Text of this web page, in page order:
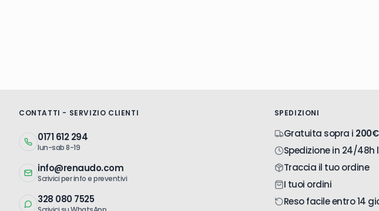
CONTATTI - SERVIZIO CLIENTI
0171 612 294
lun-sab 8-19
info@renaudo.com
Scrivici per info e preventivi
328 080 7525
SPEDIZIONI
Gratuita sopra i 200€
Spedizione in 24/48h
Traccia il tuo ordine
I tuoi ordini
Reso facile entro 14